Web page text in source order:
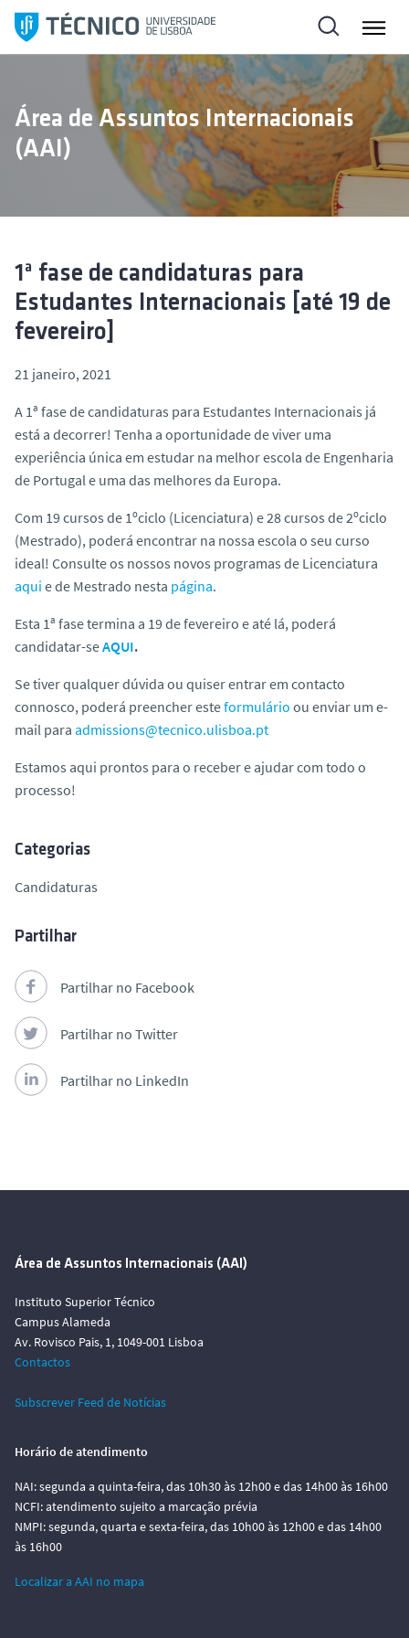
l
a
Área de Assuntos Internacionais
(AAI)
1ª fase de candidaturas para
Estudantes Internacionais [até 19 de
fevereiro]
21 janeiro, 2021
A 1ª fase de candidaturas para Estudantes Internacionais já
está a decorrer! Tenha a oportunidade de viver uma
experiência única em estudar na melhor escola de Engenharia
de Portugal e uma das melhores da Europa.
Com 19 cursos de 1ºciclo (Licenciatura) e 28 cursos de 2ºciclo
(Mestrado), poderá encontrar na nossa escola o seu curso
ideal! Consulte os nossos novos programas de Licenciatura
aqui e de Mestrado nesta página.
Esta 1ª fase termina a 19 de fevereiro e até lá, poderá
candidatar-seAQUI.
Se tiver qualquer dúvida ou quiser entrar em contacto
connosco, poderá preencher esteformulário ou enviar um e-
mail para admissions@tecnico.ulisboa.pt
Estamos aqui prontos para o receber e ajudar com todo o
processo!
Categorias
Candidaturas
Partilhar
Partilhar no Facebook
Partilhar no Twitter
Partilhar no LinkedIn
Área de Assuntos Internacionais (AAI)
Instituto Superior Técnico
Campus Alameda
Av. Rovisco Pais, 1, 1049-001 Lisboa
Contactos
Subscrever Feed de Notícias
Horário de atendimento
NAI: segunda a quinta-feira, das 10h30 às 12h00 e das 14h00 às 16h00
NCFI: atendimento sujeito a marcação prévia
NMPI: segunda, quarta e sexta-feira, das 10h00 às 12h00 e das 14h00
às 16h00
Localizar a AAI no mapa